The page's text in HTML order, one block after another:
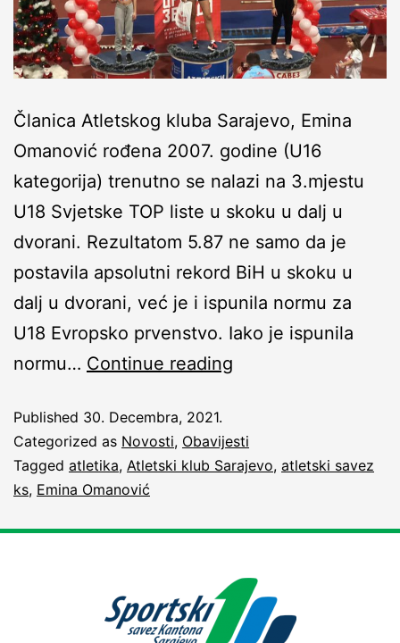
Članica Atletskog kluba Sarajevo, Emina
Omanović rođena 2007. godine (U16
kategorija) trenutno se nalazi na 3.mjestu
U18 Svjetske TOP liste u skoku u dalj u
dvorani. Rezultatom 5.87 ne samo da je
postavila apsolutni rekord BiH u skoku u
dalj u dvorani, već je i ispunila normu za
U18 Evropsko prvenstvo. Iako je ispunila
normu… Continue reading
Published 30. Decembra, 2021.
Categorized as Novosti, Obavijesti
Tagged atletika, Atletski klub Sarajevo, atletski savez
ks, Emina Omanović